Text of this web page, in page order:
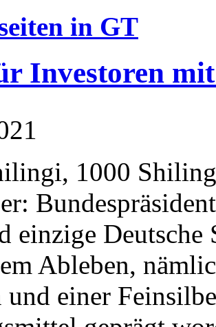
in GT
Investoren
1000
einzige Deutsche
Ableben,
und einer